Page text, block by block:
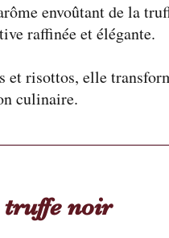
envoûtant de la
raffinée et élégante.
et risottos, elle
culinaire.
noir